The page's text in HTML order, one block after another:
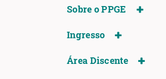
Sobre o PPGE
Ingresso
Área Discente